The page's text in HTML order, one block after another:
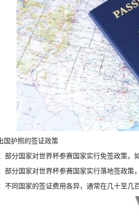
国护照的签证政策
部分国家对世界杯参赛国家实行免签政策，
部分国家对世界杯参赛国家实行落地签政策
不同国家的签证费用各异，通常在几十至几